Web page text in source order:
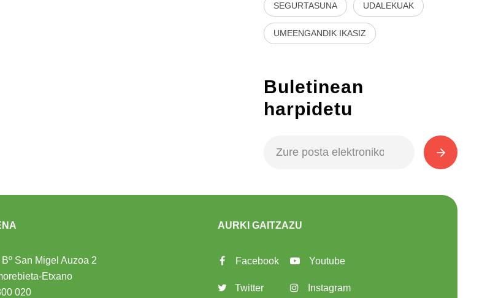
SEGURTASUNA UDALEKUAK
UMEENGANDIK IKASIZ
Buletinean
harpidetu
San Migel Auzoa 2
Etxano
020
AURKI GAITZAZU
Facebook
Twitter
Youtube
Instagram